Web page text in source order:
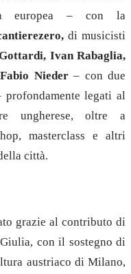
europea – con la
di musicisti
Ivan Rabaglia,
Fabio Nieder– con due
legati al
ungherese, oltre a
masterclass e altri
città.
grazie al contributo di
con il sostegno di
austriaco di Milano,